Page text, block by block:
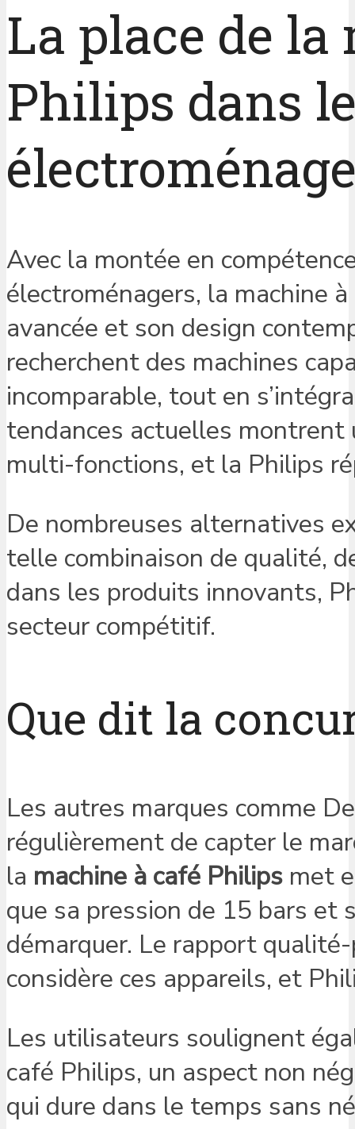
La place de
Philips dans
Avec la montée en
électroménagers, la machine
avancée et son design
recherchent des machines
incomparable, tout en
tendances actuelles
multi-fonctions, et la Philips
De nombreuses alternatives
telle combinaison de qualité,
dans les produits innovants,
secteur compétitif.
Que dit la
Les autres marques comme
régulièrement de capter le
la machine à café Philips met
que sa pression de 15 bars
démarquer. Le rapport
considère ces appareils, et
Les utilisateurs soulignent
café Philips, un aspect non
qui dure dans le temps sans